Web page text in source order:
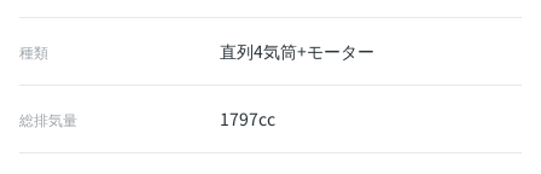
種類 直列4気筒+モーター
総排気量 1797cc